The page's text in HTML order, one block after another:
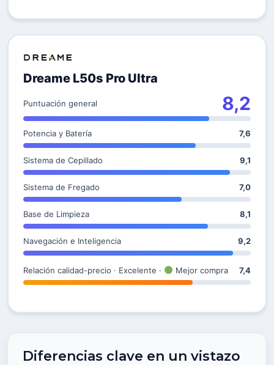
Dreame L50s Pro Ultra
Puntuación general 8,2
Potencia y Batería 7,6
Sistema de Cepillado 9,1
Sistema de Fregado 7,0
Base de Limpieza 8,1
Navegación e Inteligencia 9,2
Relación calidad-precio · Excelente · Mejor compra 7,4
Diferencias clave en un vistazo